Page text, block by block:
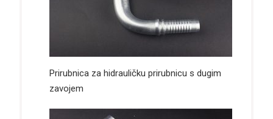
Prirubnica za hidrauličku prirubnicu s dugim
zavojem